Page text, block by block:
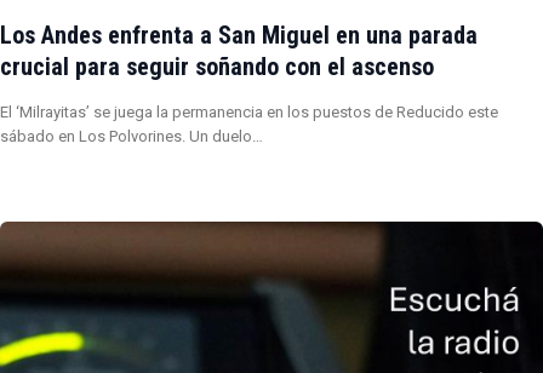
Los Andes enfrenta a San Miguel en una parada
crucial para seguir soñando con el ascenso
El ‘Milrayitas’ se juega la permanencia en los puestos de Reducido este
sábado en Los Polvorines. Un duelo…